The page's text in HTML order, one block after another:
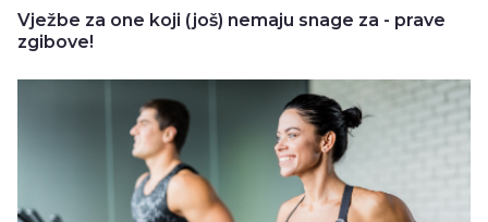
Vježbe za one koji (još) nemaju snage za - prave
zgibove!